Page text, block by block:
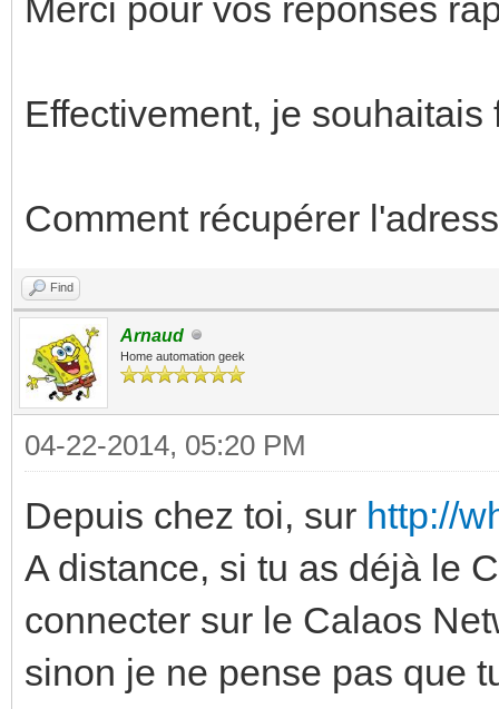
Merci pour vos réponses
Effectivement, je
Comment récupérer
Find
Arnaud
Home automation geek
04-22-2014, 05:20 PM
Depuis chez toi, sur http://
A distance, si tu as déjà le
connecter sur le Calaos
sinon je ne pense pas que